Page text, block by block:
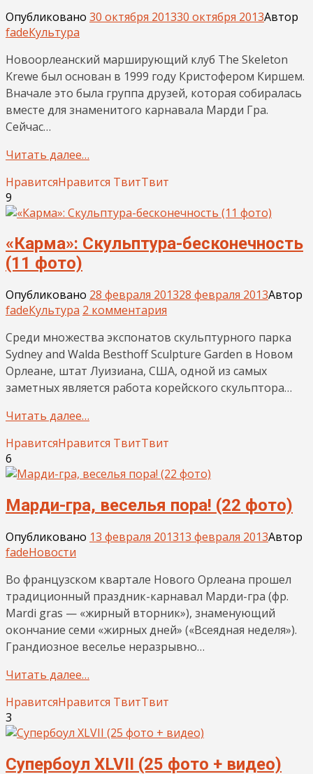
Опубликовано 30 октября 201330 октября 2013Автор
fadeКультура
Новоорлеанский марширующий клуб The Skeleton
Krewe был основан в 1999 году Кристофером Киршем.
Вначале это была группа друзей, которая собиралась
вместе для знаменитого карнавала Марди Гра.
Сейчас…
Читать далее…
НравитсяНравится ТвитТвит
9
«Карма»: Скульптура-бесконечность
(11 фото)
Опубликовано 28 февраля 201328 февраля 2013Автор
fadeКультура 2 комментария
Среди множества экспонатов скульптурного парка
Sydney and Walda Besthoff Sculpture Garden в Новом
Орлеане, штат Луизиана, США, одной из самых
заметных является работа корейского скульптора…
Читать далее…
НравитсяНравится ТвитТвит
6
Марди-гра, веселья пора! (22 фото)
Опубликовано 13 февраля 201313 февраля 2013Автор
fadeНовости
Во французском квартале Нового Орлеана прошел
традиционный праздник-карнавал Марди-гра (фр.
Mardi gras — «жирный вторник»), знаменующий
окончание семи «жирных дней» («Всеядная неделя»).
Грандиозное веселье неразрывно…
Читать далее…
НравитсяНравится ТвитТвит
3
Супербоул XLVII (25 фото + видео)